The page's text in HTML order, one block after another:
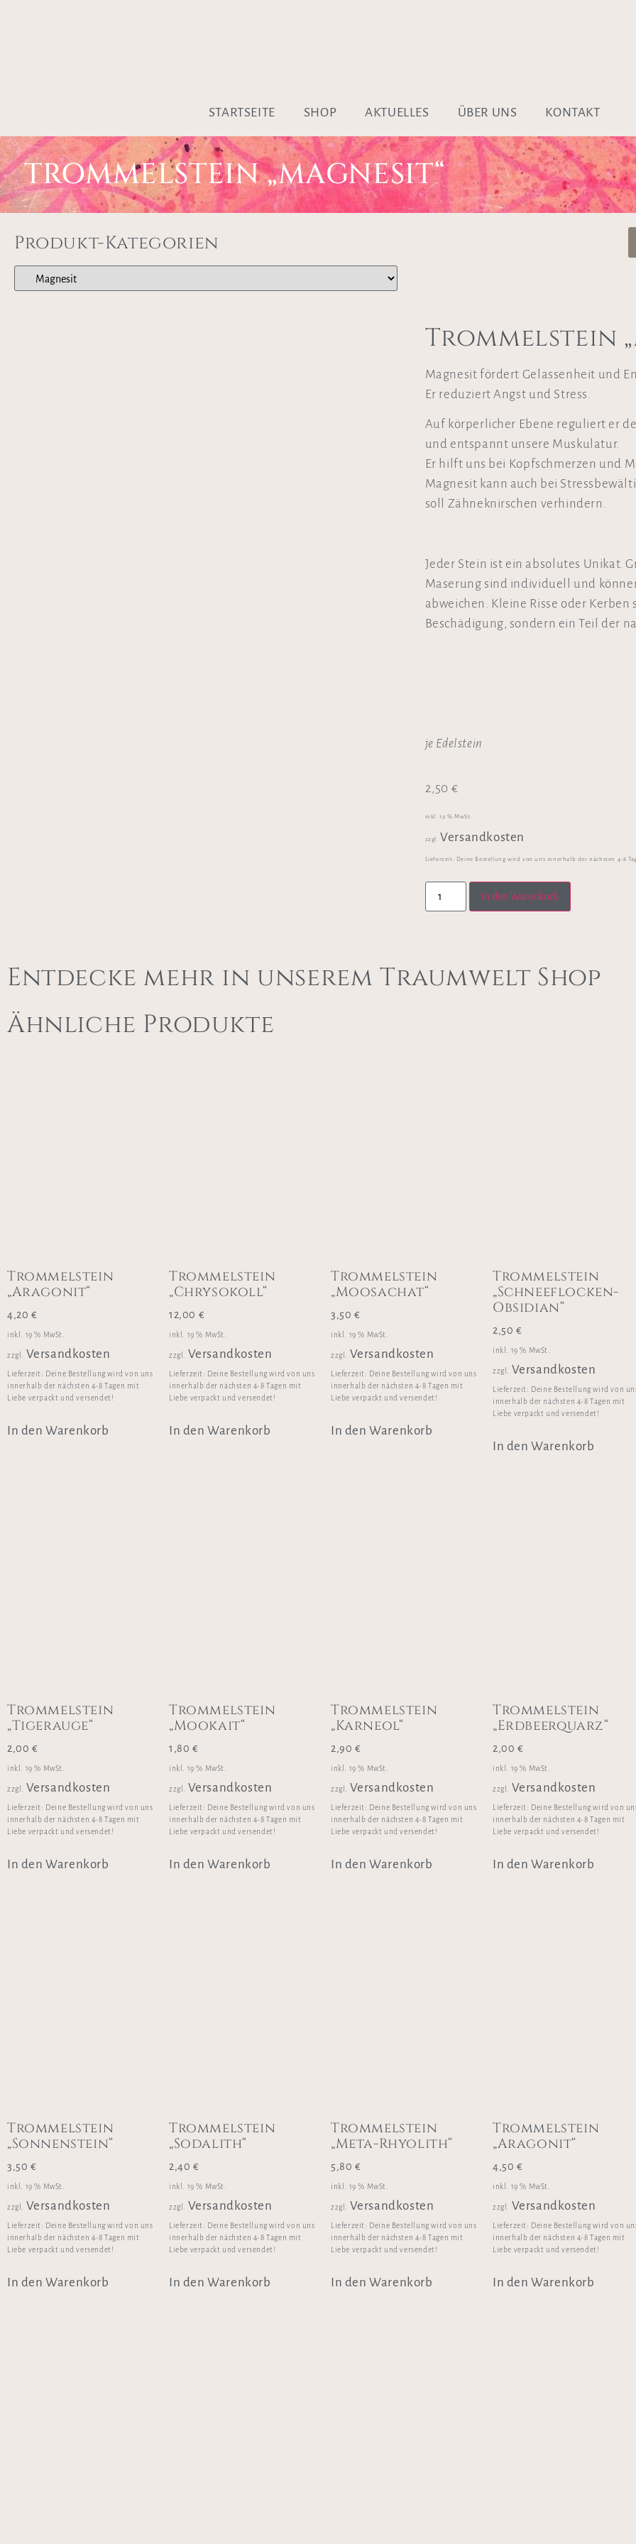
STARTSEITE SHOP AKTUELLES ÜBER UNS KONTAKT
TROMMELSTEIN „MAGNESIT“
Produkt-Kategorien
Trommelstein
Magnesit fördert Gelassenheit und
Er reduziert Angst und Stress.
Auf körperlicher Ebene reguliert er
und entspannt unsere Muskulatur.
Er hilft uns bei Kopfschmerzen und
Magnesit kann auch bei
soll Zähneknirschen verhindern.
Jeder Stein ist ein absolutes Unikat.
Maserung sind individuell und
abweichen. Kleine Risse oder Kerben
Beschädigung, sondern ein Teil der
je Edelstein
2,50 €
inkl. 19 % MwSt.
zzgl. Versandkosten
Lieferzeit: Deine Bestellung wird von uns innerhalb der nächsten 4-8
In den Warenkorb
Entdecke mehr in unserem Traumwelt Shop
Ähnliche Produkte
Trommelstein
„Aragonit“
4,20 €
inkl. 19 % MwSt.
zzgl. Versandkosten
Lieferzeit: Deine Bestellung wird von uns
innerhalb der nächsten 4-8 Tagen mit
Liebe verpackt und versendet!
In den Warenkorb
Trommelstein
„Chrysokoll“
12,00 €
inkl. 19 % MwSt.
zzgl. Versandkosten
Lieferzeit: Deine Bestellung wird von uns
innerhalb der nächsten 4-8 Tagen mit
Liebe verpackt und versendet!
In den Warenkorb
Trommelstein
„Moosachat“
3,50 €
inkl. 19 % MwSt.
zzgl. Versandkosten
Lieferzeit: Deine Bestellung wird von uns
innerhalb der nächsten 4-8 Tagen mit
Liebe verpackt und versendet!
In den Warenkorb
Trommelstein
„Schneeflocken-
Obsidian“
2,50 €
inkl. 19 % MwSt.
zzgl. Versandkosten
Lieferzeit: Deine Bestellung wird von
innerhalb der nächsten 4-8 Tagen mit
Liebe verpackt und versendet!
In den Warenkorb
Trommelstein
„Tigerauge“
2,00 €
inkl. 19 % MwSt.
zzgl. Versandkosten
Lieferzeit: Deine Bestellung wird von uns
innerhalb der nächsten 4-8 Tagen mit
Liebe verpackt und versendet!
In den Warenkorb
Trommelstein
„Mookait“
1,80 €
inkl. 19 % MwSt.
zzgl. Versandkosten
Lieferzeit: Deine Bestellung wird von uns
innerhalb der nächsten 4-8 Tagen mit
Liebe verpackt und versendet!
In den Warenkorb
Trommelstein
„Karneol“
2,90 €
inkl. 19 % MwSt.
zzgl. Versandkosten
Lieferzeit: Deine Bestellung wird von uns
innerhalb der nächsten 4-8 Tagen mit
Liebe verpackt und versendet!
In den Warenkorb
Trommelstein
„Erdbeerquarz“
2,00 €
inkl. 19 % MwSt.
zzgl. Versandkosten
Lieferzeit: Deine Bestellung wird von
innerhalb der nächsten 4-8 Tagen mit
Liebe verpackt und versendet!
In den Warenkorb
Trommelstein
„Sonnenstein“
3,50 €
inkl. 19 % MwSt.
zzgl. Versandkosten
Lieferzeit: Deine Bestellung wird von uns
innerhalb der nächsten 4-8 Tagen mit
Liebe verpackt und versendet!
In den Warenkorb
Trommelstein
„Sodalith“
2,40 €
inkl. 19 % MwSt.
zzgl. Versandkosten
Lieferzeit: Deine Bestellung wird von uns
innerhalb der nächsten 4-8 Tagen mit
Liebe verpackt und versendet!
In den Warenkorb
Trommelstein
„Meta-Rhyolith“
5,80 €
inkl. 19 % MwSt.
zzgl. Versandkosten
Lieferzeit: Deine Bestellung wird von uns
innerhalb der nächsten 4-8 Tagen mit
Liebe verpackt und versendet!
In den Warenkorb
Trommelstein
„Aragonit“
4,50 €
inkl. 19 % MwSt.
zzgl. Versandkosten
Lieferzeit: Deine Bestellung wird von
innerhalb der nächsten 4-8 Tagen mit
Liebe verpackt und versendet!
In den Warenkorb